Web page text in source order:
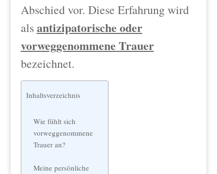
Abschied vor. Diese Erfahrung wird
alsantizipatorische oder
vorweggenommene Trauer
bezeichnet.
Inhaltsverzeichnis
Wie fühlt sich
vorweggenommene
Trauer an?
Meine persönliche